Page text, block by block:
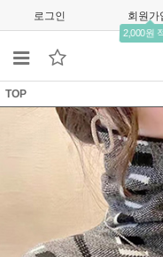
로그인 회원가
2,000원
TOP